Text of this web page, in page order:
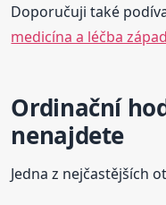
Doporučuji také
medicína a léčba
Ordinační
nenajdete
Jedna z nejčastějších